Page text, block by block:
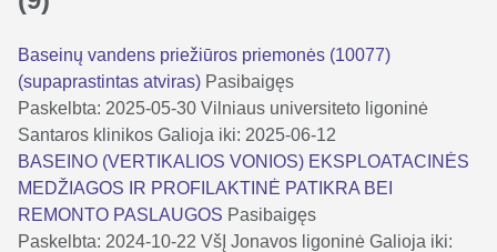
Baseinų vandens priežiūros priemonės (10077)
(supaprastintas atviras) Pasibaigęs
Paskelbta: 2025-05-30 Vilniaus universiteto ligoninė
Santaros klinikos Galioja iki: 2025-06-12
BASEINO (VERTIKALIOS VONIOS) EKSPLOATACINĖS
MEDŽIAGOS IR PROFILAKTINĖ PATIKRA BEI
REMONTO PASLAUGOS Pasibaigęs
Paskelbta: 2024-10-22 VšĮ Jonavos ligoninė Galioja iki: